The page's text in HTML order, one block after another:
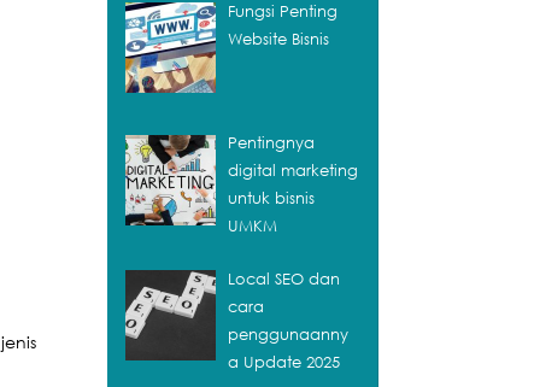
Fungsi Penting
Website Bisnis
Pentingnya
digital marketing
untuk bisnis
UMKM
Local SEO dan
cara
penggunaanny
a Update 2025